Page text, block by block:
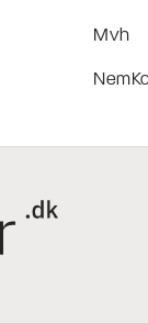
Mvh